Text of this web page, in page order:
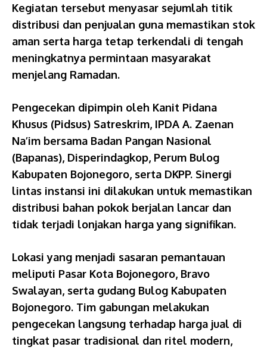
Kegiatan tersebut menyasar sejumlah titik
distribusi dan penjualan guna memastikan stok
aman serta harga tetap terkendali di tengah
meningkatnya permintaan masyarakat
menjelang Ramadan.
Pengecekan dipimpin oleh Kanit Pidana
Khusus (Pidsus) Satreskrim, IPDA A. Zaenan
Na’im bersama Badan Pangan Nasional
(Bapanas), Disperindagkop, Perum Bulog
Kabupaten Bojonegoro, serta DKPP. Sinergi
lintas instansi ini dilakukan untuk memastikan
distribusi bahan pokok berjalan lancar dan
tidak terjadi lonjakan harga yang signifikan.
Lokasi yang menjadi sasaran pemantauan
meliputi Pasar Kota Bojonegoro, Bravo
Swalayan, serta gudang Bulog Kabupaten
Bojonegoro. Tim gabungan melakukan
pengecekan langsung terhadap harga jual di
tingkat pasar tradisional dan ritel modern,